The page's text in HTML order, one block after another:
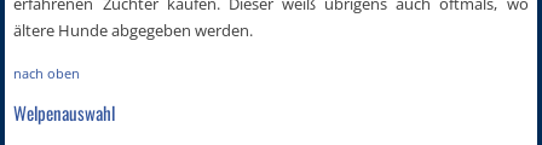
ältere Hunde abgegeben werden.
nach oben
Welpenauswahl